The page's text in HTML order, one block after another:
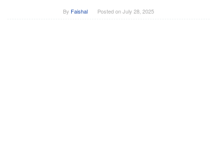
By Faishal Posted onJuly 28, 2025